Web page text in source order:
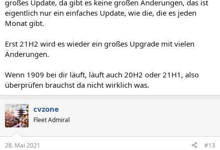
großes Update, da gibt es keine großen Änderungen, das ist
eigentlich nur ein einfaches Update, wie die, die es jeden
Monat gibt.
Erst 21H2 wird es wieder ein großes Upgrade mit vielen
Änderungen.
Wenn 1909 bei dir läuft, läuft auch 20H2 oder 21H1, also
überprüfen brauchst da nicht wirklich was.
cvzone
Fleet Admiral
28. Mai 2021 #13